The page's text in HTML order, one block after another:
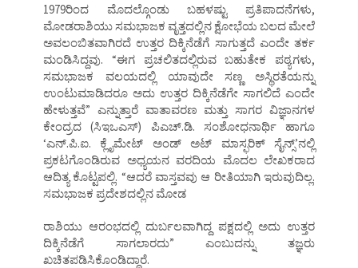
1979ರಿಂದ ಮೊದಲ್ಗೊಂಡು ಬಹಳಷ್ಟು ಪ್ರತಿಪಾದನೆಗಳು,
ಮೋಡರಾಶಿಯು ಸಮಭಾಜಕ ವೃತ್ತದಲ್ಲಿನ ಕ್ಷೋಭೆಯ ಬಲದ ಮೇಲೆ
ಅವಲಂಬಿತವಾಗಿರದೆ ಉತ್ತರ ದಿಕ್ಕಿನೆಡೆಗೆ ಸಾಗುತ್ತದೆ ಎಂದೇ ತರ್ಕ
ಮಂಡಿಸಿದ್ದವು. “ಈಗ ಪ್ರಚಲಿತದಲ್ಲಿರುವ ಬಹುತೇಕ ಪಠ್ಯಗಳು,
ಸಮಭಾಜಕ ವಲಯದಲ್ಲಿ ಯಾವುದೇ ಸಣ್ಣ ಅಸ್ಥಿರತೆಯನ್ನು
ಉಂಟುಮಾಡಿದರೂ ಅದು ಉತ್ತರ ದಿಕ್ಕಿನೆಡೆಗೇ ಸಾಗಲಿದೆ ಎಂದೇ
ಹೇಳುತ್ತವೆ” ಎನ್ನುತ್ತಾರೆ ವಾತಾವರಣ ಮತ್ತು ಸಾಗರ ವಿಜ್ಞಾನಗಳ
ಕೇಂದ್ರದ (ಸಿಇಒಎಸ್) ಪಿಎಚ್.ಡಿ. ಸಂಶೋಧನಾರ್ಥಿ ಹಾಗೂ
‘ಎನ್.ಪಿ.ಐ. ಕ್ಲೈಮೇಟ್ ಅಂಡ್ ಅಟ್ ಮಾಸ್ಫರಿಕ್ ಸೈನ್ಸ್’ನಲ್ಲಿ
ಪ್ರಕಟಗೊಂಡಿರುವ ಅಧ್ಯಯನ ವರದಿಯ ಮೊದಲ ಲೇಖಕರಾದ
ಆದಿತ್ಯ ಕೊಟ್ಟಪಲ್ಲಿ. “ಆದರೆ ವಾಸ್ತವವು ಆ ರೀತಿಯಾಗಿ ಇರುವುದಿಲ್ಲ.
ಸಮಭಾಜಕ ಪ್ರದೇಶದಲ್ಲಿನ ಮೋಡ
ರಾಶಿಯು ಆರಂಭದಲ್ಲಿ ದುರ್ಬಲವಾಗಿದ್ದ ಪಕ್ಷದಲ್ಲಿ ಅದು ಉತ್ತರ
ದಿಕ್ಕಿನೆಡೆಗೆ ಸಾಗಲಾರದು” ಎಂಬುದನ್ನು ತಜ್ಞರು
ಖಚಿತಪಡಿಸಿಕೊಂಡಿದ್ದಾರೆ.